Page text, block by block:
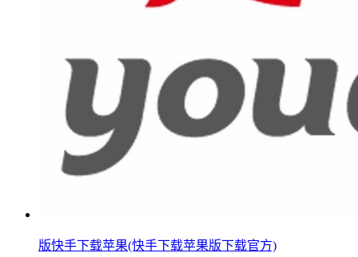
版快手下载苹果(快手下载苹果版下载官方)